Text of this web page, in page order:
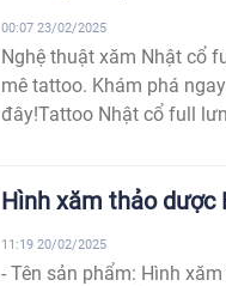
Nghệ thuật xăm Nhật cổ
mê tattoo. Khám phá
đây!Tattoo Nhật cổ full
00:07 23/02/2025
Hình xăm thảo dược
- Tên sản phẩm: Hình
11:19 20/02/2025